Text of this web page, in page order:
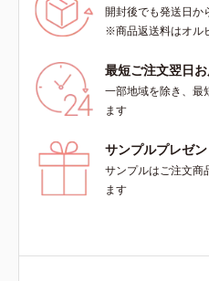
開封後でも発送日か
※商品返送料はオル
最短ご注文翌日
一部地域を除き、最
ます
サンプルプレゼン
サンプルはご注文商
ます